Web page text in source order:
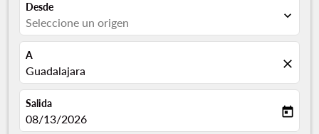
Desde
Seleccione un origen expand_more
A
Guadalajara close
Salida
fc-booking-departure-date-aria-label
08/13/2026 today